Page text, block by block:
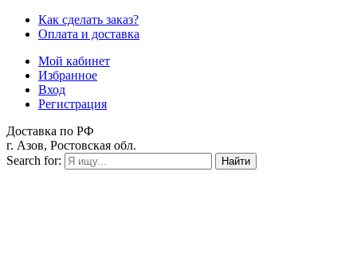
Как сделать заказ?
Оплата и доставка
Мой кабинет
Избранное
Вход
Регистрация
Доставка по РФ
г. Азов, Ростовская обл.
Search for:
Найти